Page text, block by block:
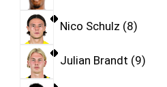
Nico Schulz 8
Julian Brandt 9